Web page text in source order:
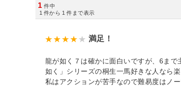
1 件中
1 件から 1 件まで表示
満足！
龍が如く７は確かに面白いですが、6ま
如く」シリーズの桐生一馬好きな人なら楽
私はアクションが苦手なので難易度はノ